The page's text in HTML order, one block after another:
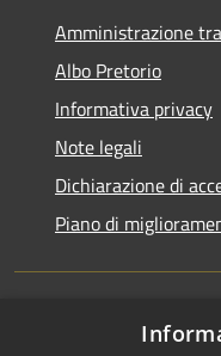
Amministrazione
Albo Pretorio
Informativa privacy
Note legali
Dichiarazione di
Piano di